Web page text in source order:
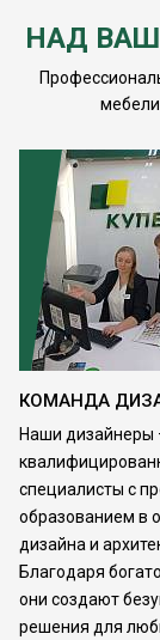
НАД
мебели
КОМАНДА
Наши дизайнеры
специалисты с
образованием в
дизайна и
Благодаря
они создают
решения для